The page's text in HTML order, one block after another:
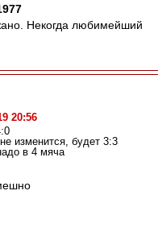
Некогда любимейший
20:56
изменится, будет 3:3
в 4 мяча